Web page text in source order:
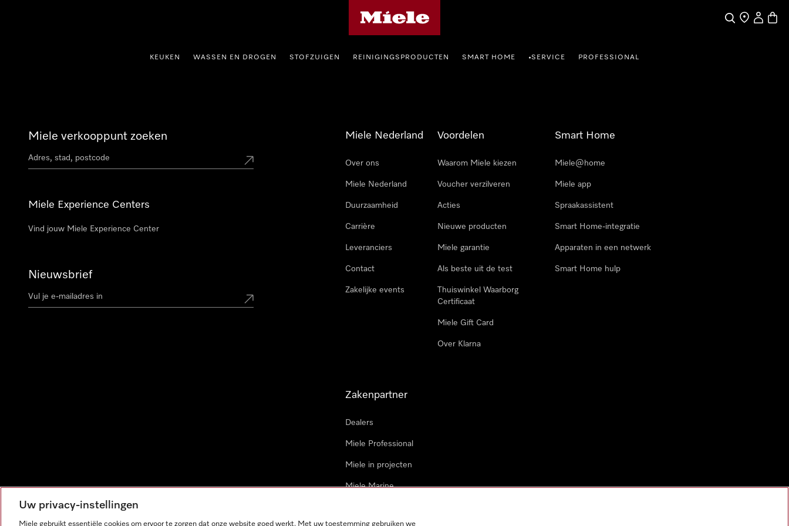
Wat zoek je?
Dealer zoeken
Mijn
KEUKEN WASSEN EN DROGEN STOFZUIGEN REINIGINGSPRODUCTEN SMART HOME •SERVICE PROFESSIONAL
Miele verkooppunt zoeken
Miele Experience Centers
Vind jouw Miele Experience Center
Nieuwsbrief
Miele Nederland
Over ons
Miele Nederland
Duurzaamheid
Carrière
Leveranciers
Contact
Zakelijke events
Voordelen
Waarom Miele kiezen
Voucher verzilveren
Acties
Nieuwe producten
Miele garantie
Als beste uit de test
Thuiswinkel Waarborg
Certificaat
Miele Gift Card
Over Klarna
Smart Home
Miele@home
Miele app
Spraakassistent
Smart Home-integratie
Apparaten in een netwerk
Smart Home hulp
Zakenpartner
Dealers
Miele Professional
Miele in projecten
Miele Marine
Uw privacy-instellingen
Miele gebruikt essentiële cookies om ervoor te zorgen dat onze website goed werkt. Met uw toestemming gebruiken we